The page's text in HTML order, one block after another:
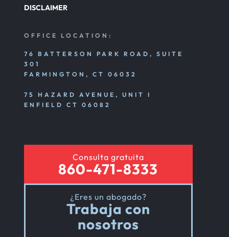
DISCLAIMER
OFFICE LOCATION:
76 BATTERSON PARK ROAD, SUITE
301
FARMINGTON, CT 06032
75 HAZARD AVENUE, UNIT I
ENFIELD CT 06082
Consulta gratuita
860-471-8333
¿Eres un abogado?
Trabaja con
nosotros